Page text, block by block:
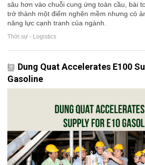
sâu hơn vào chuỗi cung ứng toàn cầu, bài
trở thành một điểm nghẽn mềm nhưng có
năng lực cạnh tranh của ngành.
Thời sự - Logistics
Dung Quat Accelerates E100
Gasoline